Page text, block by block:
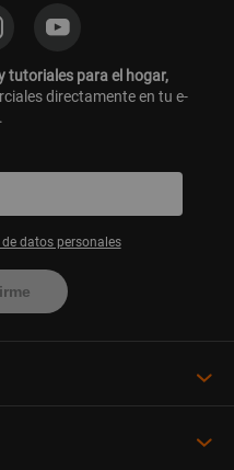
tutoriales para el hogar,
directamente en tu e-
datos personales